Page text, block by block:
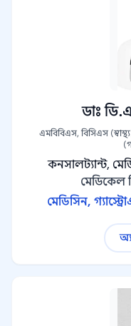
ডাঃ
এমবিবিএস, বিসিএস
কনসালট্যান্ট,
মেডিকেল
মেডিসিন,